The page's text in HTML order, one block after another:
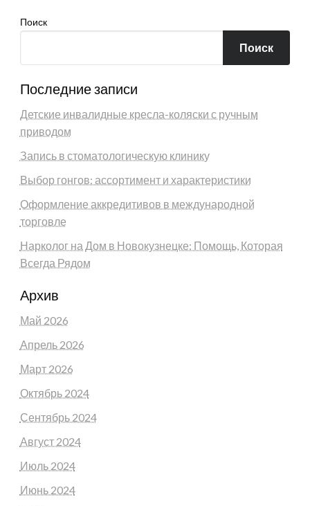
Поиск
Поиск
Последние записи
Детские инвалидные кресла-коляски с ручным
приводом
Запись в стоматологическую клинику
Выбор гонгов: ассортимент и характеристики
Оформление аккредитивов в международной
торговле
Нарколог на Дом в Новокузнецке: Помощь, Которая
Всегда Рядом
Архив
Май 2026
Апрель 2026
Март 2026
Октябрь 2024
Сентябрь 2024
Август 2024
Июль 2024
Июнь 2024